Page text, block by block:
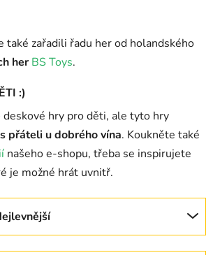
také zařadili řadu her od holandského
her BS Toys.
:)
hry pro děti, ale tyto hry
s přáteli u dobrého vína. Koukněte také
našeho e-shopu, třeba se inspirujete
je možné hrát uvnitř.